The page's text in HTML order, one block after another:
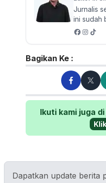
Jurnalis
ini sudah
jurnalistik
Bagikan Ke :
Ikuti kami juga
Dapatkan update berita